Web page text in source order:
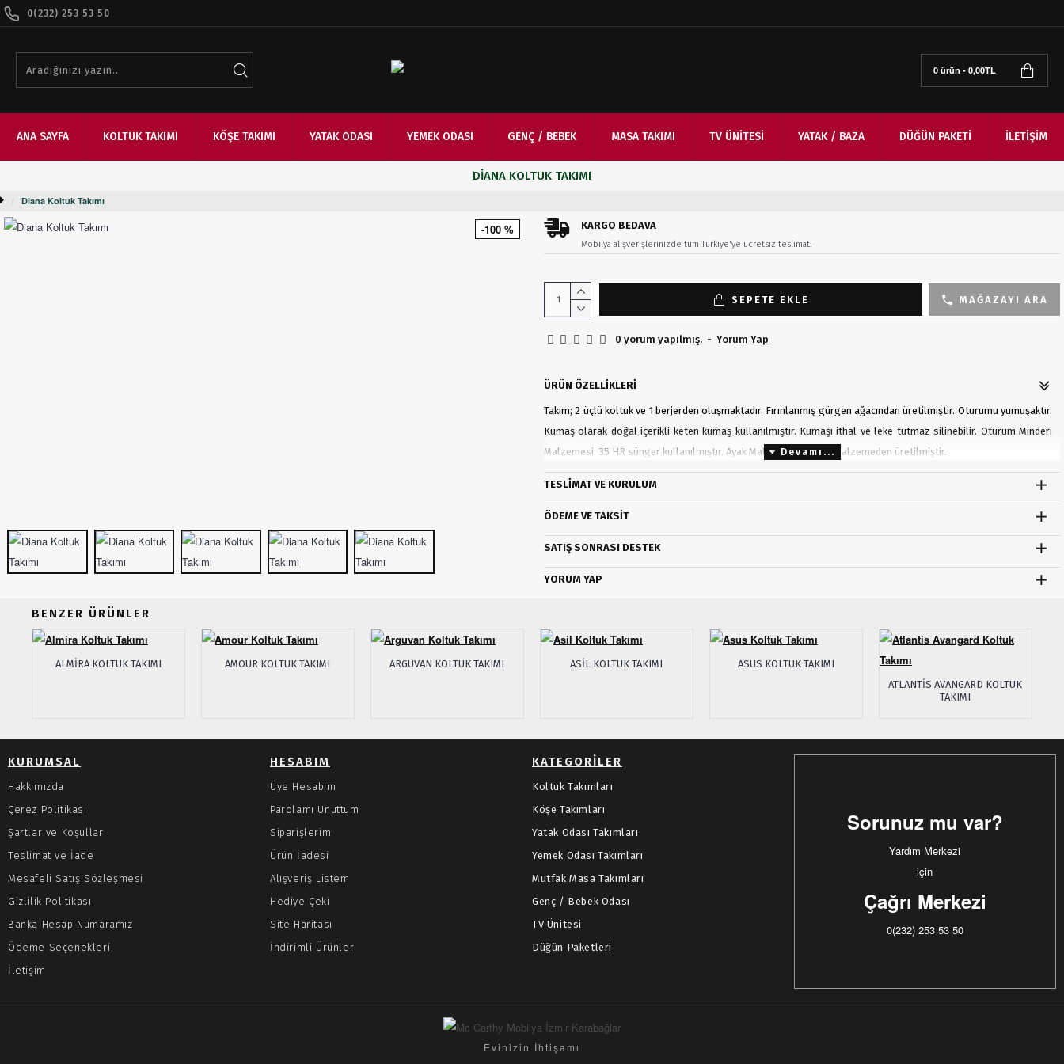
0(232) 253 53 50
0 ürün - 0,00TL
ANA SAYFA KOLTUK TAKIMI KÖŞE TAKIMI YATAK ODASI YEMEK ODASI GENÇ / BEBEK MASA TAKIMI TV ÜNITESI YATAK / BAZA DÜĞÜN PAKETI İLETIŞIM
Diana Koltuk Takımı
DIANA KOLTUK TAKIMI
-100 % KARGO BEDAVA
Mobilya alışverişlerinizde tüm Türkiye'ye ücretsiz teslimat.
0 yorum yapılmış. - Yorum Yap
SEPETE EKLE MAĞAZAYI ARA
ÜRÜN ÖZELLIKLERI
Takım; 2 üçlü koltuk ve 1 berjerden oluşmaktadır. Fırınlanmış gürgen ağacından üretilmiştir. Oturumu yumuşaktır.
Kumaş olarak doğal içerikli keten kumaş kullanılmıştır. Kumaşı ithal ve leke tutmaz silinebilir. Oturum Minderi
Malzemesi: 35 HR sünger kullanılmıştır. Ayak Malzemesi: Ahşap malzemeden üretilmiştir.
Üçlü Koltuk: G: 235cm Y: 78cm D: 90cm, Berjer: G: 90cm Y: 78cm D: 90cm
TESLIMAT VE KURULUM
ÖDEME VE TAKSIT
SATIŞ SONRASI DESTEK
YORUM YAP
BENZER ÜRÜNLER
ALMIRA KOLTUK TAKIMI AMOUR KOLTUK TAKIMI ARGUVAN KOLTUK TAKIMI ASIL KOLTUK TAKIMI
ASUS KOLTUK TAKIMI
ATLANTIS AVANGARD KOLTUK
TAKIMI
KURUMSAL
Hakkımızda
Çerez Politikası
Şartlar ve Koşullar
Teslimat ve İade
Mesafeli Satış Sözleşmesi
Gizlilik Politikası
Banka Hesap Numaramız
Ödeme Seçenekleri
İletişim
HESABIM
Üye Hesabım
Parolamı Unuttum
Siparişlerim
Ürün İadesi
Alışveriş Listem
Hediye Çeki
Site Haritası
İndirimli Ürünler
KATEGORILER
Koltuk Takımları
Köşe Takımları
Yatak Odası Takımları
Yemek Odası Takımları
Mutfak Masa Takımları
Genç / Bebek Odası
TV Ünitesi
Düğün Paketleri
Sorunuz mu var?
Yardım Merkezi
için
Çağrı Merkezi
0(232) 253 53 50
Evinizin İhtişamı